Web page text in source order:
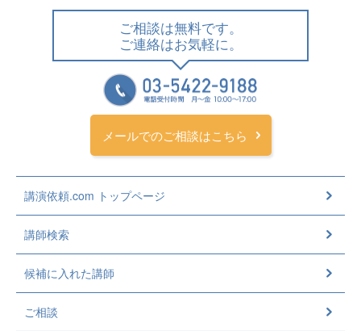
ご相談は無料です。
ご連絡はお気軽に。
メールでのご相談はこちら
講演依頼.com トップページ
講師検索
候補に入れた講師
ご相談